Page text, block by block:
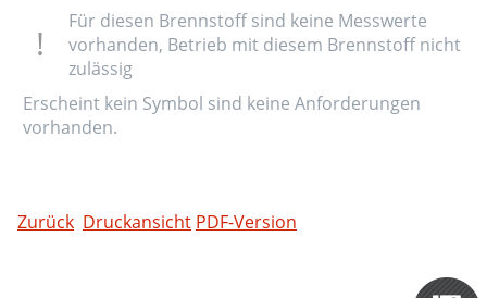
Für diesen Brennstoff sind keine Messwerte
vorhanden, Betrieb mit diesem Brennstoff nicht
zulässig
Erscheint kein Symbol sind keine Anforderungen
vorhanden.
Zurück Druckansicht PDF-Version